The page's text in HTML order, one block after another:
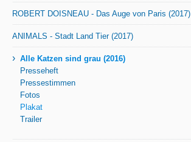
ROBERT DOISNEAU - Das Auge von Paris (2017)
ANIMALS - Stadt Land Tier (2017)
› Alle Katzen sind grau (2016)
Presseheft
Pressestimmen
Fotos
Plakat
Trailer